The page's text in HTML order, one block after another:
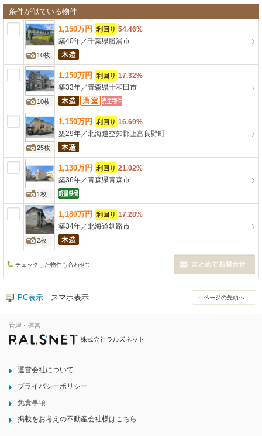
条件が似ている物件
10枚
1,150万円 利回り 54.46%
築40年／千葉県勝浦市
10枚
1,150万円 利回り 17.32%
築33年／青森県十和田市
25枚
1,150万円 利回り 16.69%
築29年／北海道空知郡上富良野町
1枚
1,130万円 利回り 21.02%
築36年／青森県青森市
2枚
1,180万円 利回り 17.28%
築34年／北海道釧路市
チェックした物件も合わせて
PC表示 ｜スマホ表示 ページの先頭へ
運営会社について
プライバシーポリシー
免責事項
掲載をお考えの不動産会社様はこちら